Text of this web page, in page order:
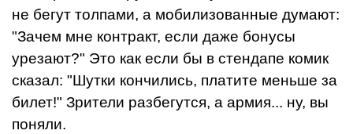
не бегут толпами, а мобилизованные думают:
"Зачем мне контракт, если даже бонусы
урезают?" Это как если бы в стендапе комик
сказал: "Шутки кончились, платите меньше за
билет!" Зрители разбегутся, а армия... ну, вы
поняли.